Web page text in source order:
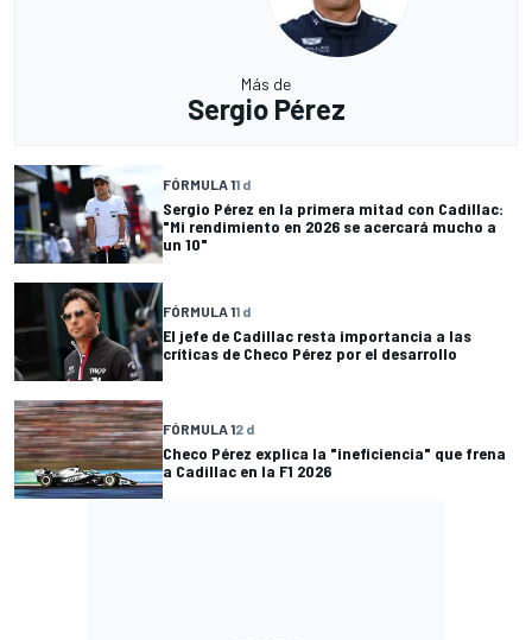
Más de
Sergio Pérez
FÓRMULA 11 d
Sergio Pérez en la primera mitad con Cadillac:
"Mi rendimiento en 2026 se acercará mucho a
un 10"
FÓRMULA 11 d
El jefe de Cadillac resta importancia a las
críticas de Checo Pérez por el desarrollo
FÓRMULA 12 d
Checo Pérez explica la "ineficiencia" que frena
a Cadillac en la F1 2026